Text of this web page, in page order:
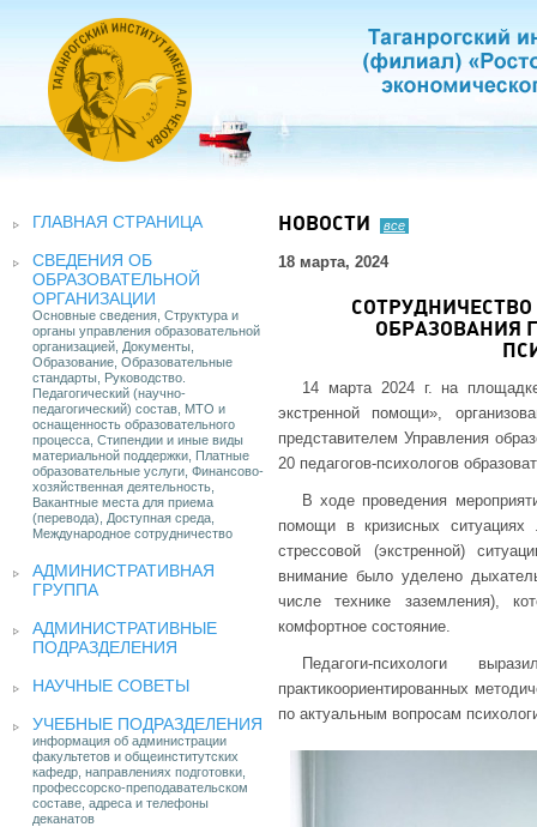
ГЛАВНАЯ СТРАНИЦА
СВЕДЕНИЯ ОБ
ОБРАЗОВАТЕЛЬНОЙ
ОРГАНИЗАЦИИ
Основные сведения, Структура и
органы управления образовательной
организацией, Документы,
Образование, Образовательные
стандарты, Руководство.
Педагогический (научно-
педагогический) состав, МТО и
оснащенность образовательного
процесса, Стипендии и иные виды
материальной поддержки, Платные
образовательные услуги, Финансово-
хозяйственная деятельность,
Вакантные места для приема
(перевода), Доступная среда,
Международное сотрудничество
АДМИНИСТРАТИВНАЯ
ГРУППА
АДМИНИСТРАТИВНЫЕ
ПОДРАЗДЕЛЕНИЯ
НАУЧНЫЕ СОВЕТЫ
УЧЕБНЫЕ ПОДРАЗДЕЛЕНИЯ
информация об администрации
факультетов и общеинститутских
кафедр, направлениях подготовки,
профессорско-преподавательском
составе, адреса и телефоны
деканатов
НОВОСТИ все
18 марта, 2024
ОБРАЗОВАНИЯ
14 марта 2024 г. на
экстренной помощи»,
представителем Управления
20 педагогов-психологов
В ходе проведения
помощи в кризисных ситуациях
стрессовой (экстренной)
внимание было уделено
числе технике заземления),
комфортное состояние.
Педагоги-психологи
практикоориентированных
по актуальным вопросам